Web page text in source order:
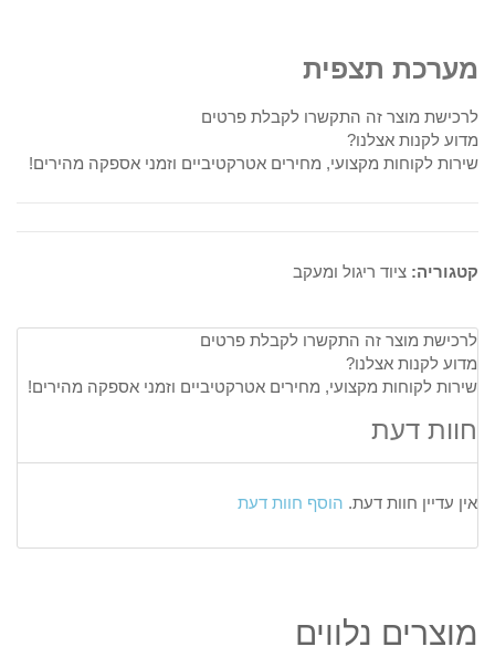
מערכת תצפית
לרכישת מוצר זה התקשרו לקבלת פרטים
מדוע לקנות אצלנו?
שירות לקוחות מקצועי, מחירים אטרקטיביים וזמני אספקה מהירים!
קטגוריה: ציוד ריגול ומעקב
לרכישת מוצר זה התקשרו לקבלת פרטים
מדוע לקנות אצלנו?
שירות לקוחות מקצועי, מחירים אטרקטיביים וזמני אספקה מהירים!
חוות דעת
אין עדיין חוות דעת. הוסף חוות דעת
מוצרים נלווים